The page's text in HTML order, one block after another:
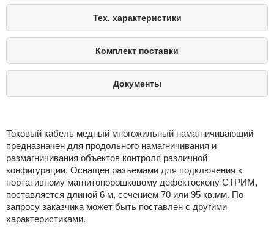
Тех. характеристики
Комплект поставки
Документы
Токовый кабель медный многожильный намагничивающий
предназначен для продольного намагничивания и
размагничивания объектов контроля различной
конфигурации. Оснащен разъемами для подключения к
портативному магнитопорошковому дефектоскопу СТРИМ,
поставляется длиной 6 м, сечением 70 или 95 кв.мм. По
запросу заказчика может быть поставлен с другими
характеристиками.